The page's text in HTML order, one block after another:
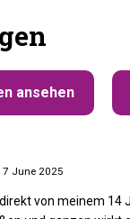
ansehen
7 June 2025
von meinem